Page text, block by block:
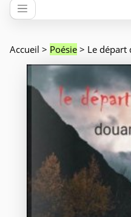
Accueil > Poésie > Le départ